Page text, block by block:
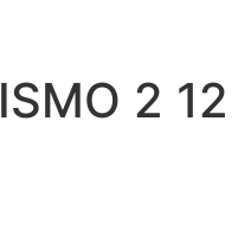
2 12